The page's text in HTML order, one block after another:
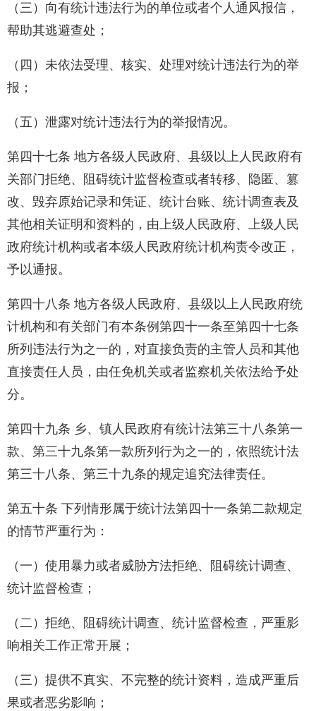
（三）向有统计违法行为的单位或者个人通风报信，
帮助其逃避查处；
（四）未依法受理、核实、处理对统计违法行为的举
报；
（五）泄露对统计违法行为的举报情况。
第四十七条 地方各级人民政府、县级以上人民政府有
关部门拒绝、阻碍统计监督检查或者转移、隐匿、篡
改、毁弃原始记录和凭证、统计台账、统计调查表及
其他相关证明和资料的，由上级人民政府、上级人民
政府统计机构或者本级人民政府统计机构责令改正，
予以通报。
第四十八条 地方各级人民政府、县级以上人民政府统
计机构和有关部门有本条例第四十一条至第四十七条
所列违法行为之一的，对直接负责的主管人员和其他
直接责任人员，由任免机关或者监察机关依法给予处
分。
第四十九条 乡、镇人民政府有统计法第三十八条第一
款、第三十九条第一款所列行为之一的，依照统计法
第三十八条、第三十九条的规定追究法律责任。
第五十条 下列情形属于统计法第四十一条第二款规定
的情节严重行为：
（一）使用暴力或者威胁方法拒绝、阻碍统计调查、
统计监督检查；
（二）拒绝、阻碍统计调查、统计监督检查，严重影
响相关工作正常开展；
（三）提供不真实、不完整的统计资料，造成严重后
果或者恶劣影响；